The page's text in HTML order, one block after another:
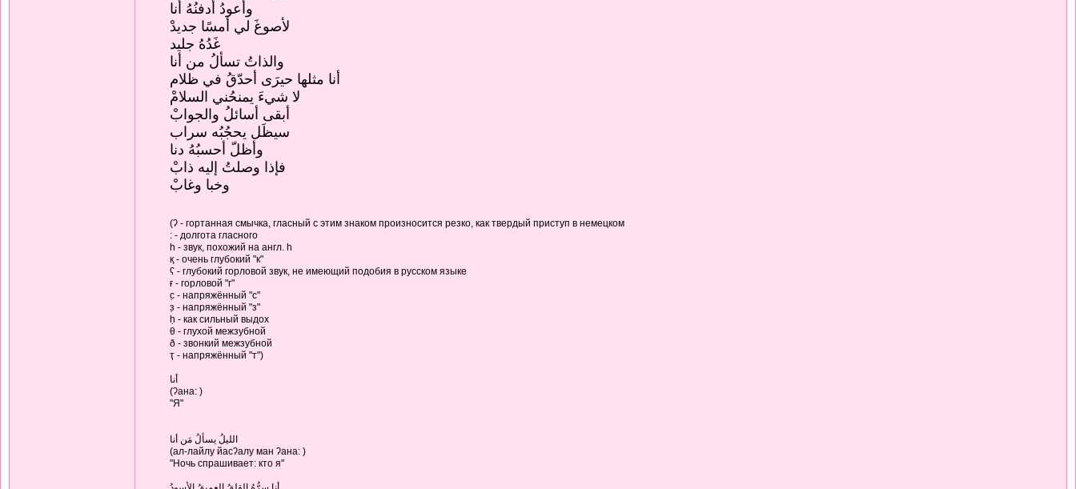
وأعودُ أدفنُهُ أنا
لأصوغَ لي أمسًا جديدْ
غَدُهُ جليد
والذاتُ تسألُ من أنا
أنا مثلها حيرَى أحدّقُ في ظلام
لا شيءَ يمنحُني السلامْ
أبقى أسائلُ والجوابْ
سيظَل يحجُبُه سراب
وأظلّ أحسبُهُ دنا
فإذا وصلتُ إليه ذابْ
وخبا وغابْ
(ʔ - гортанная смычка, гласный с этим знаком произносится резко, как твердый приступ в немецком
: - долгота гласного
h - звук, похожий на англ. h
қ - очень глубокий "к"
ʕ - глубокий горловой звук, не имеющий подобия в русском языке
ғ - горловой "г"
с̣ - напряжённый "с"
з̣ - напряжённый "з"
ḥ - как сильный выдох
θ - глухой межзубной
ð - звонкий межзубной
ҭ - напряжённый "т")
أنا
(ʔана: )
"Я"
الليلُ يسألُ مَن أنا
(ал-лайлу йасʔалу ман ʔана: )
"Ночь спрашивает: кто я"